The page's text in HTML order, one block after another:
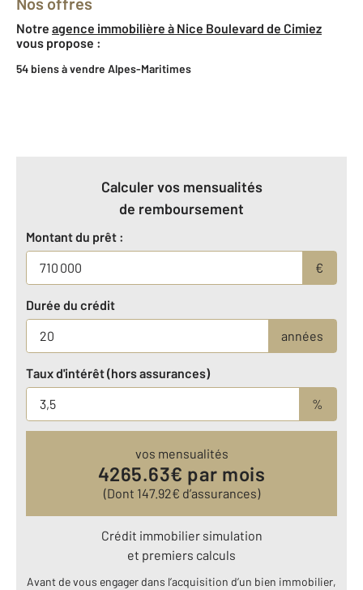
Notre agence immobilière à Nice Boulevard de Cimiez
vous propose :
54 biens à vendre Alpes-Maritimes
Calculer vos mensualités
de remboursement
Montant du prêt :
€
Durée du crédit
années
Taux d'intérêt (hors assurances)
%
vos mensualités
4265.63€ par mois
(Dont 147.92€ d’assurances)
Crédit immobilier simulation
et premiers calculs
Avant de vous engager dans l’acquisition d’un bien immobilier,